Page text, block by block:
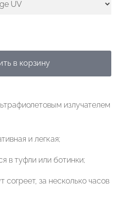
в корзину
ьтрафиолетовым излучателем
тивная и легкая;
в туфли или ботинки;
согреет, за несколько часов